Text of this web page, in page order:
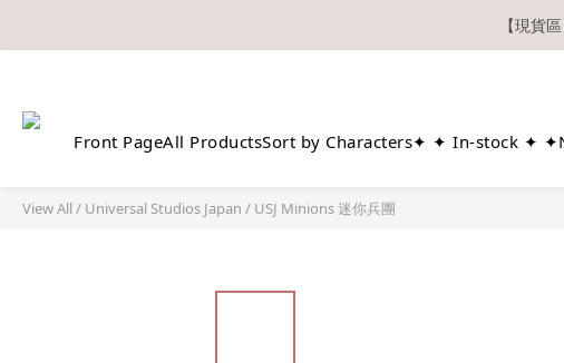
【現貨
【現貨
如欲享用會員優惠，註冊後請務必確
Front PageAll ProductsSort by Characters✦ ✦ In-stock ✦ ✦
View All/ Universal Studios Japan / USJ Minions 迷你兵團